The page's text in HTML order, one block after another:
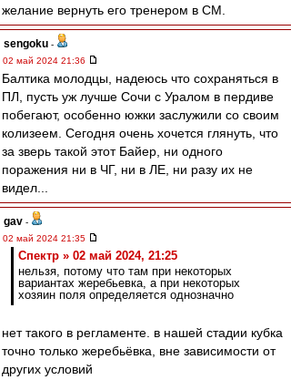
желание вернуть его тренером в СМ.
sengoku -
02 май 2024 21:36
Балтика молодцы, надеюсь что сохраняться в
ПЛ, пусть уж лучше Сочи с Уралом в пердиве
побегают, особенно южки заслужили со своим
колизеем. Сегодня очень хочется глянуть, что
за зверь такой этот Байер, ни одного
поражения ни в ЧГ, ни в ЛЕ, ни разу их не
видел...
gav -
02 май 2024 21:35
Спектр » 02 май 2024, 21:25
нельзя, потому что там при некоторых
вариантах жеребьевка, а при некоторых
хозяин поля определяется однозначно
нет такого в регламенте. в нашей стадии кубка
точно только жеребьёвка, вне зависимости от
других условий